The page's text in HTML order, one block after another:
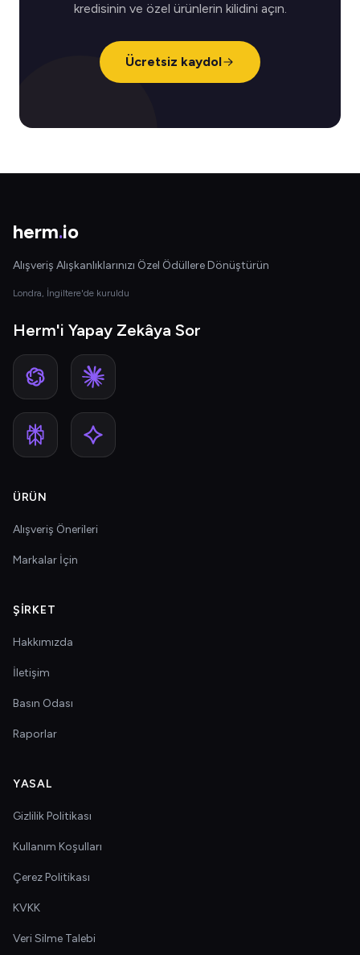
kredisinin ve özel ürünlerin kilidini açın.
Ücretsiz kaydol
herm.io
Alışveriş Alışkanlıklarınızı Özel Ödüllere Dönüştürün
Londra, İngiltere'de kuruldu
Herm'i Yapay Zekâya Sor
ÜRÜN
Alışveriş Önerileri
Markalar İçin
ŞIRKET
Hakkımızda
İletişim
Basın Odası
Raporlar
YASAL
Gizlilik Politikası
Kullanım Koşulları
Çerez Politikası
KVKK
Veri Silme Talebi